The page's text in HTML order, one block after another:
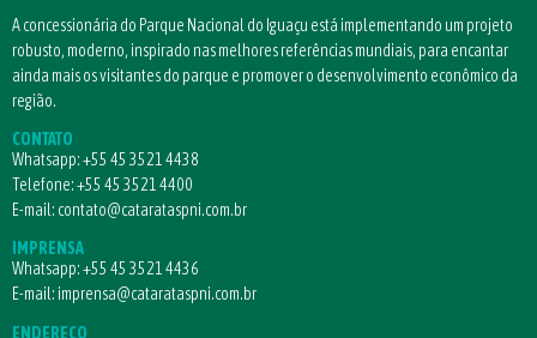
A concessionária do Parque Nacional do Iguaçu está implementando um projeto
robusto, moderno, inspirado nas melhores referências mundiais, para encantar
ainda mais os visitantes do parque e promover o desenvolvimento econômico da
região.
CONTATO
Whatsapp:+55 45 3521 4438
Telefone:+55 45 3521 4400
E-mail: contato@catarataspni.com.br
IMPRENSA
Whatsapp:+55 45 3521 4436
E-mail: imprensa@catarataspni.com.br
ENDEREÇO